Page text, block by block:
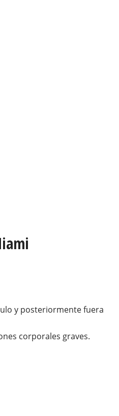
y posteriormente fuera
corporales graves.